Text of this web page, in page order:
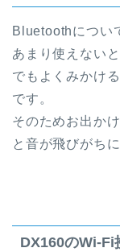
Bluetoothについ
あまり使えない
でもよくみかけ
です。
そのためお出か
と音が飛びがち
DX160のWi-Fi